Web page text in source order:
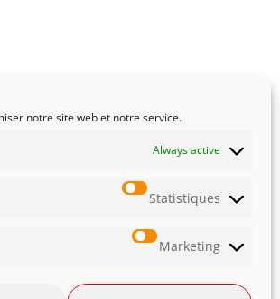
notre site web et notre service.
Always active
Statistiques
Marketing